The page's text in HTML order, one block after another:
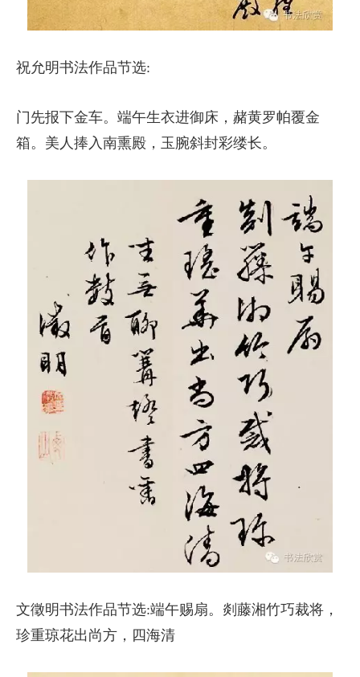
祝允明书法作品节选:
门先报下金车。端午生衣进御床，赭黄罗帕覆金
箱。美人捧入南熏殿，玉腕斜封彩缕长。
文徵明书法作品节选:端午赐扇。剡藤湘竹巧裁将，
珍重琼花出尚方，四海清